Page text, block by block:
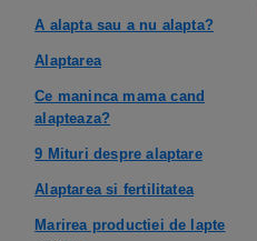
A alapta sau a nu alapta?
Alaptarea
Ce maninca mama cand
alapteaza?
9 Mituri despre alaptare
Alaptarea si fertilitatea
Marirea productiei de lapte